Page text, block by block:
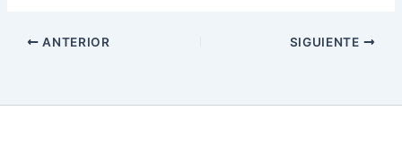
ANTERIOR SIGUIENTE